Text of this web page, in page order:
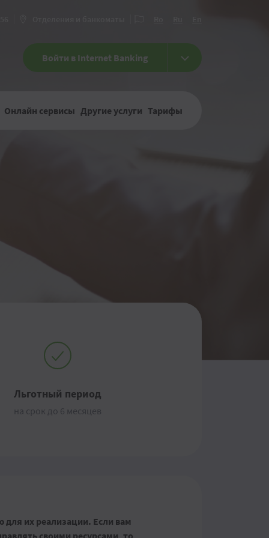
Войти в Internet Banking
Онлайн сервисы Другие услуги Тарифы
Льготный период
на срок до 6 месяцев
их реализации. Если вам
своими ресурсами, то